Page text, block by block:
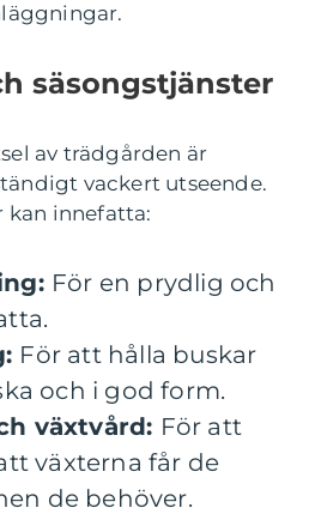
säsongstjänster
av trädgården är
vackert utseende.
kan innefatta:
För en prydlig och
För att hålla buskar
och i god form.
växtvård: För att
växterna får de
de behöver.